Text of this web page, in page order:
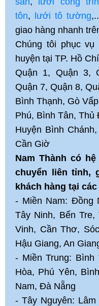
tôn, lưới tô tường
giao hàng nhanh
Chúng tôi phục
huyện tại TP. Hồ
Quận 1, Quận 3,
Quận 7, Quận 8,
Bình Thạnh, Gò
Phú, Bình Tân, Thủ
Huyện Bình
Cần Giờ
Nam Thành có
chuyển liên tỉnh,
khách hàng tại
- Miền Nam: Đồng
Tây Ninh, Bến Tre,
Vinh, Cần Thơ,
Hậu Giang, An
- Miền Trung: Bình
Hòa, Phú Yên,
Nam, Đà Nẵng
- Tây Nguyên: